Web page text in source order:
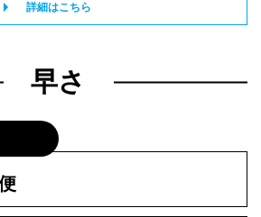
角サイズ パネル(白)
トラミ＋7mmスチレンパネル
ズ 900mm×900mm
詳細はこちら
早さ